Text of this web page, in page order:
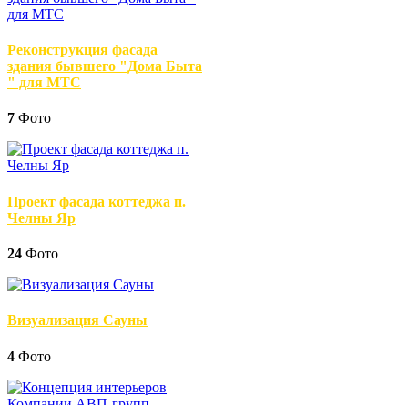
Реконструкция фасада
здания бывшего "Дома Быта
" для МТС
7 Фото
Проект фасада коттеджа п.
Челны Яр
24 Фото
Визуализация Сауны
4 Фото